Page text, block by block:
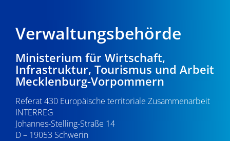
Verwaltungsbehörde
Ministerium für Wirtschaft,
Infrastruktur, Tourismus und Arbeit
Mecklenburg-Vorpommern
Referat 430 Europäische territoriale Zusammenarbeit
INTERREG
Johannes-Stelling-Straße 14
D – 19053 Schwerin